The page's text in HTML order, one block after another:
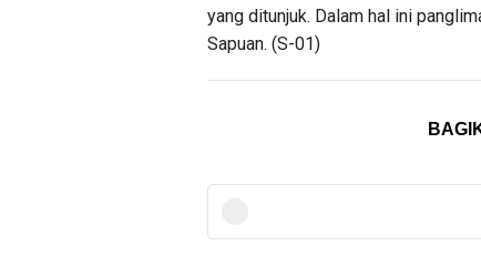
yang ditunjuk. Dalam hal ini
Sapuan. (S-01)